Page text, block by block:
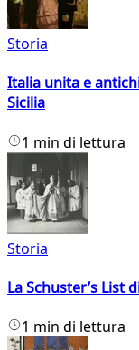
Storia
Italia unita e
Sicilia
1 min di lettura
Storia
La Schuster’s List
1 min di lettura